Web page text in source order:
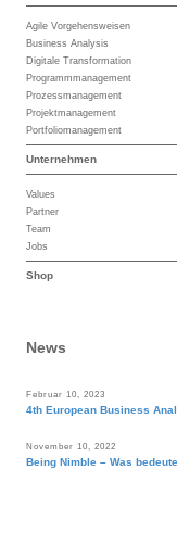
Agile Vorgehensweisen
Business Analysis
Digitale Transformation
Programmmanagement
Prozessmanagement
Projektmanagement
Portfoliomanagement
Unternehmen
Values
Partner
Team
Jobs
Shop
News
Februar 10, 2023
4th European Business
November 10, 2022
Being Nimble – Was